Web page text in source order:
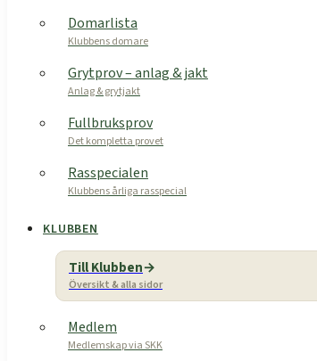
Domarlista
Klubbens domare
Grytprov – anlag & jakt
Anlag & grytjakt
Fullbruksprov
Det kompletta provet
Rasspecialen
Klubbens årliga rasspecial
KLUBBEN
Till Klubben
Översikt & alla sidor
Medlem
Medlemskap via SKK